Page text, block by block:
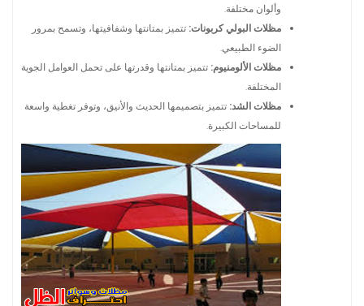
وألوان مختلفة.
مظلات البولي كربونات: تتميز بمتانتها وشفافيتها، وتسمح بمرور
الضوء الطبيعي.
مظلات الألومنيوم: تتميز بمتانتها وقدرتها على تحمل العوامل الجوية
المختلفة.
مظلات الشد: تتميز بتصميمها الحديث والأنيق، وتوفر تغطية واسعة
للمساحات الكبيرة.